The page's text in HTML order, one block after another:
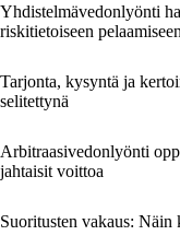
Yhdistelmävedonlyönti
riskitietoiseen pelaamiseen
Tarjonta, kysyntä ja
selitettynä
Arbitraasivedonlyönti
jahtaisit voittoa
Suoritusten vakaus: Näin